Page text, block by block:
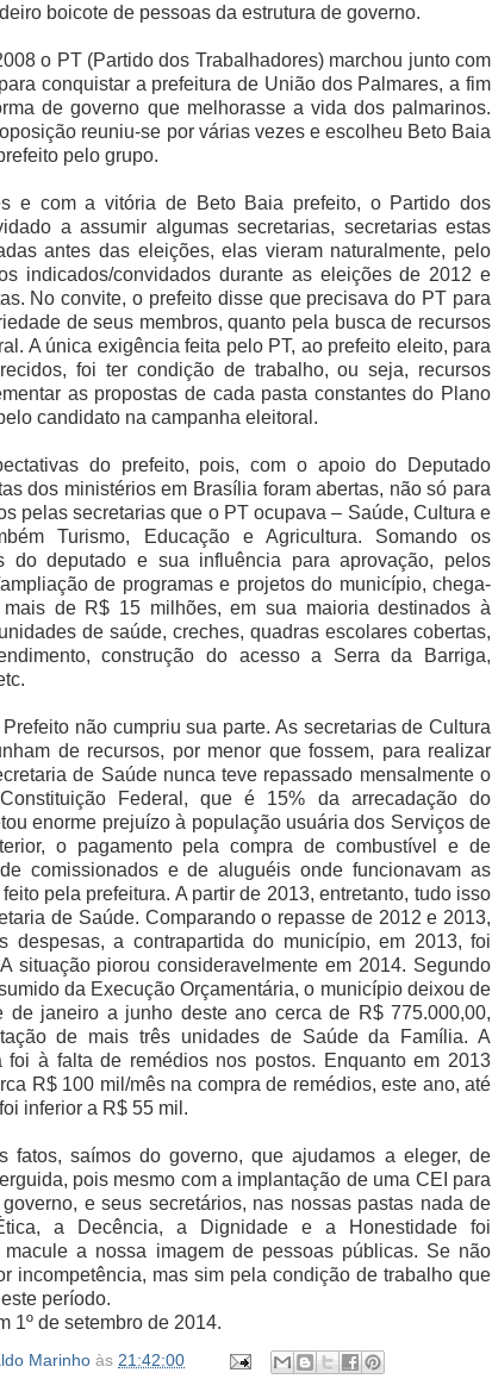
boicote de pessoas da estrutura de governo.
o PT (Partido dos Trabalhadores) marchou junto com
conquistar a prefeitura de União dos Palmares, a fim
de governo que melhorasse a vida dos palmarinos.
reuniu-se por várias vezes e escolheu Beto Baia
pelo grupo.
e com a vitória de Beto Baia prefeito, o Partido dos
a assumir algumas secretarias, secretarias estas
antes das eleições, elas vieram naturalmente, pelo
indicados/convidados durante as eleições de 2012 e
No convite, o prefeito disse que precisava do PT para
de seus membros, quanto pela busca de recursos
A única exigência feita pelo PT, ao prefeito eleito, para
foi ter condição de trabalho, ou seja, recursos
as propostas de cada pasta constantes do Plano
candidato na campanha eleitoral.
do prefeito, pois, com o apoio do Deputado
dos ministérios em Brasília foram abertas, não só para
pelas secretarias que o PT ocupava – Saúde, Cultura e
Turismo, Educação e Agricultura. Somando os
do deputado e sua influência para aprovação, pelos
de programas e projetos do município, chega-
de R$ 15 milhões, em sua maioria destinados à
de saúde, creches, quadras escolares cobertas,
construção do acesso a Serra da Barriga,
não cumpriu sua parte. As secretarias de Cultura
de recursos, por menor que fossem, para realizar
de Saúde nunca teve repassado mensalmente o
Federal, que é 15% da arrecadação do
enorme prejuízo à população usuária dos Serviços de
o pagamento pela compra de combustível e de
comissionados e de aluguéis onde funcionavam as
pela prefeitura. A partir de 2013, entretanto, tudo isso
de Saúde. Comparando o repasse de 2012 e 2013,
despesas, a contrapartida do município, em 2013, foi
situação piorou consideravelmente em 2014. Segundo
da Execução Orçamentária, o município deixou de
de janeiro a junho deste ano cerca de R$ 775.000,00,
de mais três unidades de Saúde da Família. A
foi à falta de remédios nos postos. Enquanto em 2013
R$ 100 mil/mês na compra de remédios, este ano, até
inferior a R$ 55 mil.
fatos, saímos do governo, que ajudamos a eleger, de
pois mesmo com a implantação de uma CEI para
e seus secretários, nas nossas pastas nada de
a Decência, a Dignidade e a Honestidade foi
a nossa imagem de pessoas públicas. Se não
incompetência, mas sim pela condição de trabalho que
período.
1º de setembro de 2014.
Marinho às 21:42:00